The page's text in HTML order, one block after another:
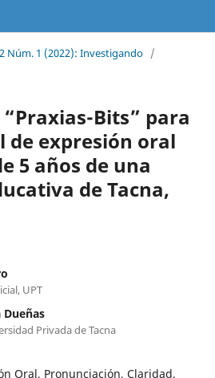
Núm. 1 (2022): Investigando /
Bits” para
de expresión oral
5 años de una
de Tacna,
UPT
Privada de Tacna
Oral, Pronunciación, Claridad,